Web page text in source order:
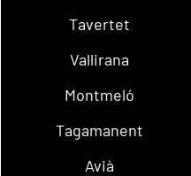
Tavertet
Vallirana
Montmeló
Tagamanent
Avià